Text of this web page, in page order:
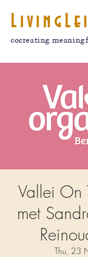
LivingLei
cocreating
Vallei On
met
Thu, 23